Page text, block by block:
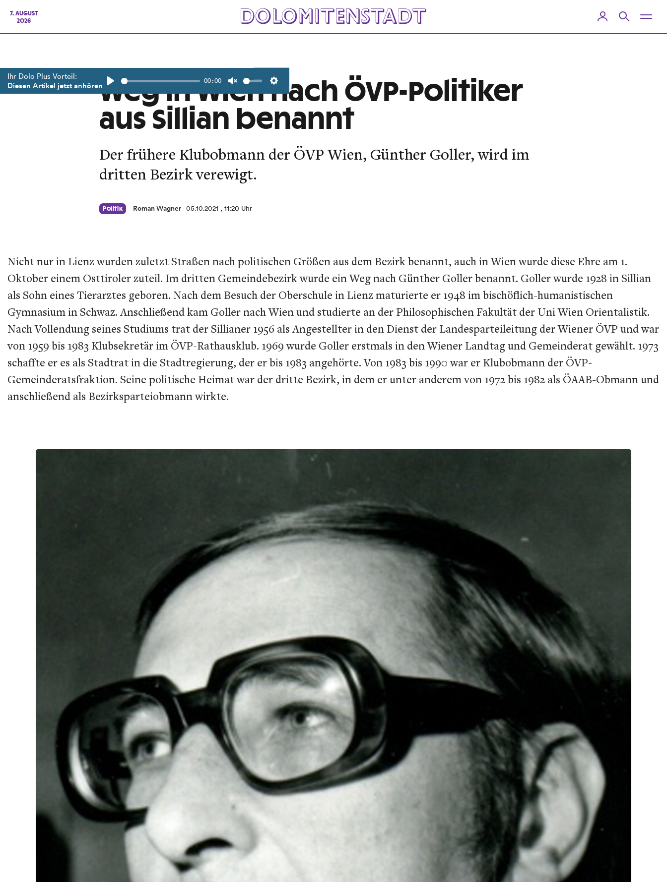
7. AUGUST
2026
Ihr Dolo Plus Vorteil:
Diesen Artikel jetzt anhören 00:00
Settings
Weg in Wien nach ÖVP-Politiker
aus Sillian benannt
Der frühere Klubobmann der ÖVP Wien, Günther Goller, wird im
dritten Bezirk verewigt.
Politik Roman Wagner 05.10.2021 , 11:20 Uhr
Nicht nur in Lienz wurden zuletzt Straßen nach politischen Größen aus dem Bezirk benannt, auch in Wien wurde diese Ehre am 1.
Oktober einem Osttiroler zuteil. Im dritten Gemeindebezirk wurde ein Weg nach Günther Goller benannt. Goller wurde 1928 in Sillian
als Sohn eines Tierarztes geboren. Nach dem Besuch der Oberschule in Lienz maturierte er 1948 im bischöflich-humanistischen
Gymnasium in Schwaz. Anschließend kam Goller nach Wien und studierte an der Philosophischen Fakultät der Uni Wien Orientalistik.
Nach Vollendung seines Studiums trat der Sillianer 1956 als Angestellter in den Dienst der Landesparteileitung der Wiener ÖVP und war
von 1959 bis 1983 Klubsekretär im ÖVP-Rathausklub. 1969 wurde Goller erstmals in den Wiener Landtag und Gemeinderat gewählt. 1973
schaffte er es als Stadtrat in die Stadtregierung, der er bis 1983 angehörte. Von 1983 bis 1990 war er Klubobmann der ÖVP-
Gemeinderatsfraktion. Seine politische Heimat war der dritte Bezirk, in dem er unter anderem von 1972 bis 1982 als ÖAAB-Obmann und
anschließend als Bezirksparteiobmann wirkte.